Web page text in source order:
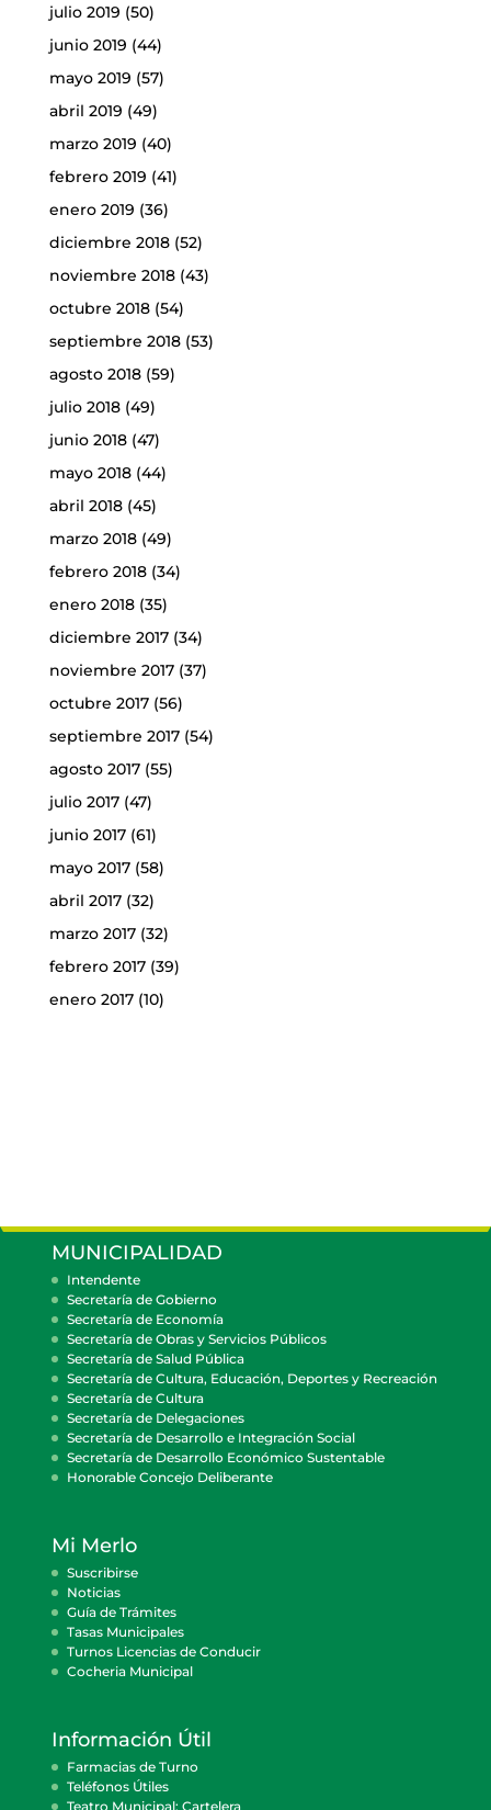
julio 2019 (50)
junio 2019 (44)
mayo 2019 (57)
abril 2019 (49)
marzo 2019 (40)
febrero 2019 (41)
enero 2019 (36)
diciembre 2018(52)
noviembre 2018(43)
octubre 2018(54)
septiembre 2018(53)
agosto 2018(59)
julio 2018(49)
junio 2018(47)
mayo 2018(44)
abril 2018(45)
marzo 2018(49)
febrero 2018(34)
enero 2018(35)
diciembre 2017(34)
noviembre 2017(37)
octubre 2017(56)
septiembre 2017(54)
agosto 2017(55)
julio 2017(47)
junio 2017(61)
mayo 2017(58)
abril 2017(32)
marzo 2017(32)
febrero 2017(39)
enero 2017(10)
MUNICIPALIDAD
Intendente
Secretaría de Gobierno
Secretaría de Economía
Secretaría de Obras y Servicios Públicos
Secretaría de Salud Pública
Secretaría de Cultura, Educación, Deportes y Recreación
Secretaría de Cultura
Secretaría de Delegaciones
Secretaría de Desarrollo e Integración Social
Secretaría de Desarrollo Económico Sustentable
Honorable Concejo Deliberante
Mi Merlo
Suscribirse
Noticias
Guía de Trámites
Tasas Municipales
Turnos Licencias de Conducir
Cocheria Municipal
Información Útil
Farmacias de Turno
Teléfonos Útiles
Teatro Municipal: Cartelera